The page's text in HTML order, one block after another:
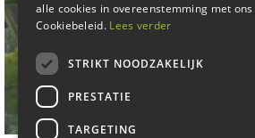
alle cookies in overeenstemming met ons
Cookiebeleid. Lees verder
STRIKT NOODZAKELIJK
PRESTATIE
TARGETING